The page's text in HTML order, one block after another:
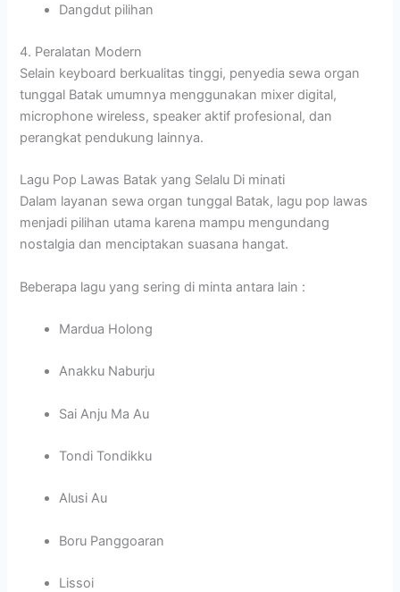
Dangdut pilihan
4. Peralatan Modern
Selain keyboard berkualitas tinggi, penyedia sewa organ
tunggal Batak umumnya menggunakan mixer digital,
microphone wireless, speaker aktif profesional, dan
perangkat pendukung lainnya.
Lagu Pop Lawas Batak yang Selalu Di minati
Dalam layanan sewa organ tunggal Batak, lagu pop lawas
menjadi pilihan utama karena mampu mengundang
nostalgia dan menciptakan suasana hangat.
Beberapa lagu yang sering di minta antara lain :
Mardua Holong
Anakku Naburju
Sai Anju Ma Au
Tondi Tondikku
Alusi Au
Boru Panggoaran
Lissoi